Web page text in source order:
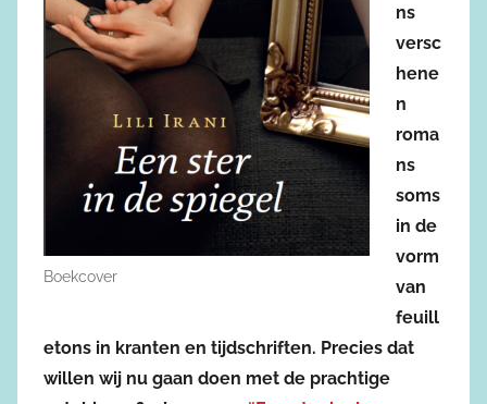
Boekcover
ns
versc
hene
n
roma
ns
soms
in de
vorm
van
feuill
etons in kranten en tijdschriften. Precies dat
willen wij nu gaan doen met de prachtige